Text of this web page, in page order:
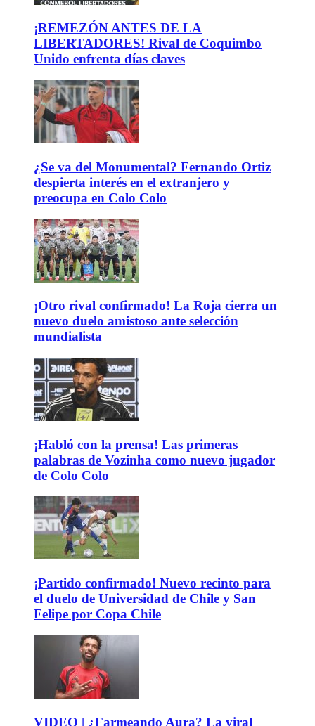
¡REMEZÓN ANTES DE LA
LIBERTADORES! Rival de Coquimbo
Unido enfrenta días claves
¿Se va del Monumental? Fernando Ortiz
despierta interés en el extranjero y
preocupa en Colo Colo
¡Otro rival confirmado! La Roja cierra un
nuevo duelo amistoso ante selección
mundialista
¡Habló con la prensa! Las primeras
palabras de Vozinha como nuevo jugador
de Colo Colo
¡Partido confirmado! Nuevo recinto para
el duelo de Universidad de Chile y San
Felipe por Copa Chile
VIDEO | ¿Farmeando Aura? La viral